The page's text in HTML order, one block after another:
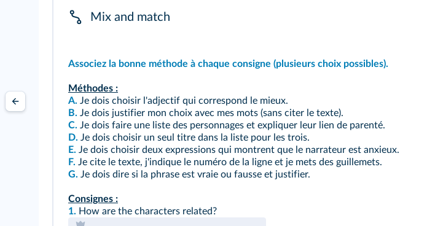
Mix and match
Associez la bonne méthode à chaque consigne (plusieurs choix possibles).
Méthodes :
A. Je dois choisir l'adjectif qui correspond le mieux.
B. Je dois justifier mon choix avec mes mots (sans citer le texte).
C. Je dois faire une liste des personnages et expliquer leur lien de parenté.
D. Je dois choisir un seul titre dans la liste pour les trois.
E. Je dois choisir deux expressions qui montrent que le narrateur est anxieux.
F. Je cite le texte, j'indique le numéro de la ligne et je mets des guillemets.
G. Je dois dire si la phrase est vraie ou fausse et justifier.
Consignes :
1. How are the characters related?